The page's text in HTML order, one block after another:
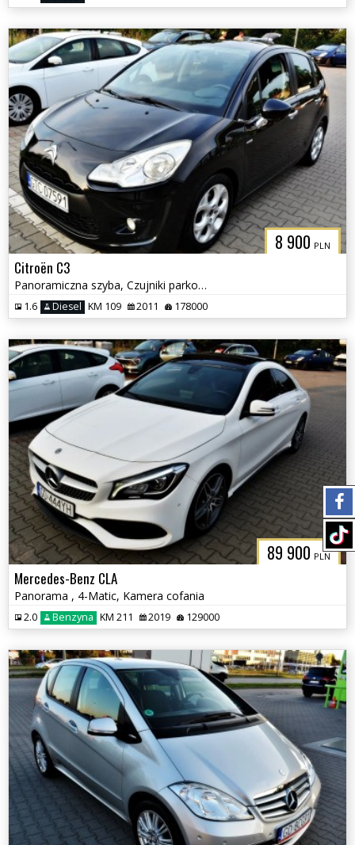
8 900 PLN
Citroën C3
Panoramiczna szyba, Czujniki parkowania, Klimatyzacja
1.6 Diesel KM 109 2011 178000
89 900 PLN
Mercedes-Benz CLA
Panorama , 4-Matic, Kamera cofania
2.0 Benzyna KM 211 2019 129000